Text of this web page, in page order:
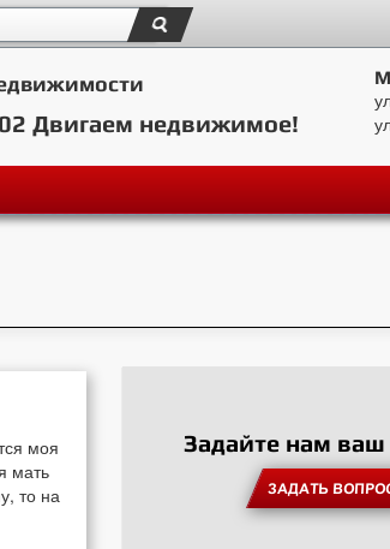
Двигаем недвижимое!
моя
мать
то на
Задайте нам ваш
ЗАДАТЬ